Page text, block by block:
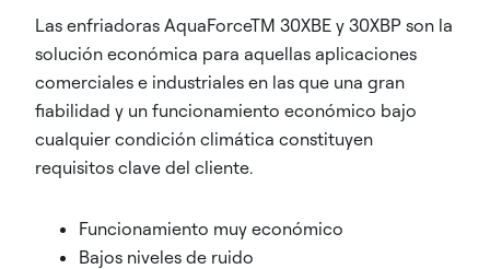
Las enfriadoras AquaForceTM 30XBE y 30XBP son la
solución económica para aquellas aplicaciones
comerciales e industriales en las que una gran
fiabilidad y un funcionamiento económico bajo
cualquier condición climática constituyen
requisitos clave del cliente.
Funcionamiento muy económico
Bajos niveles de ruido